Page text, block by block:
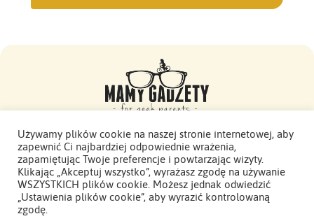
Mamy Gadżety -
2015 - 2026. Wszelkie prawa zastrzeżone.
Polityka Prywatności
Używamy plików cookie na naszej stronie internetowej, aby
zapewnić Ci najbardziej odpowiednie wrażenia,
zapamiętując Twoje preferencje i powtarzając wizyty.
Klikając „Akceptuj wszystko”, wyrażasz zgodę na używanie
WSZYSTKICH plików cookie. Możesz jednak odwiedzić
„Ustawienia plików cookie”, aby wyrazić kontrolowaną
zgodę.